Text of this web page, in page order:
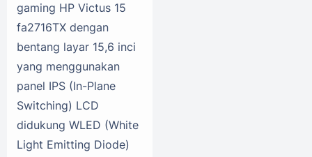
gaming HP Victus 15
fa2716TX dengan
bentang layar 15,6 inci
yang menggunakan
panel IPS (In-Plane
Switching) LCD
didukung WLED (White
Light Emitting Diode)